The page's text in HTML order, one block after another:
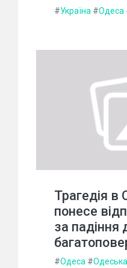
#Україна #Одеса
Трагедія в
понесе
за падіння
#Одеса #